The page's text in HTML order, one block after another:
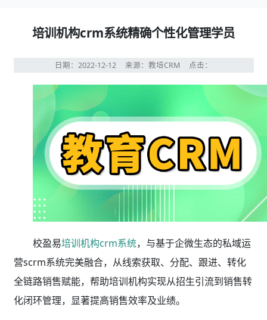
培训机构crm系统精确个性化管理学员
日期：2022-12-12 来源：教培CRM 点击：
校盈易培训机构crm系统，与基于企微生态的私域运
营scrm系统完美融合，从线索获取、分配、跟进、转化
全链路销售赋能，帮助培训机构实现从招生引流到销售转
化闭环管理，显著提高销售效率及业绩。